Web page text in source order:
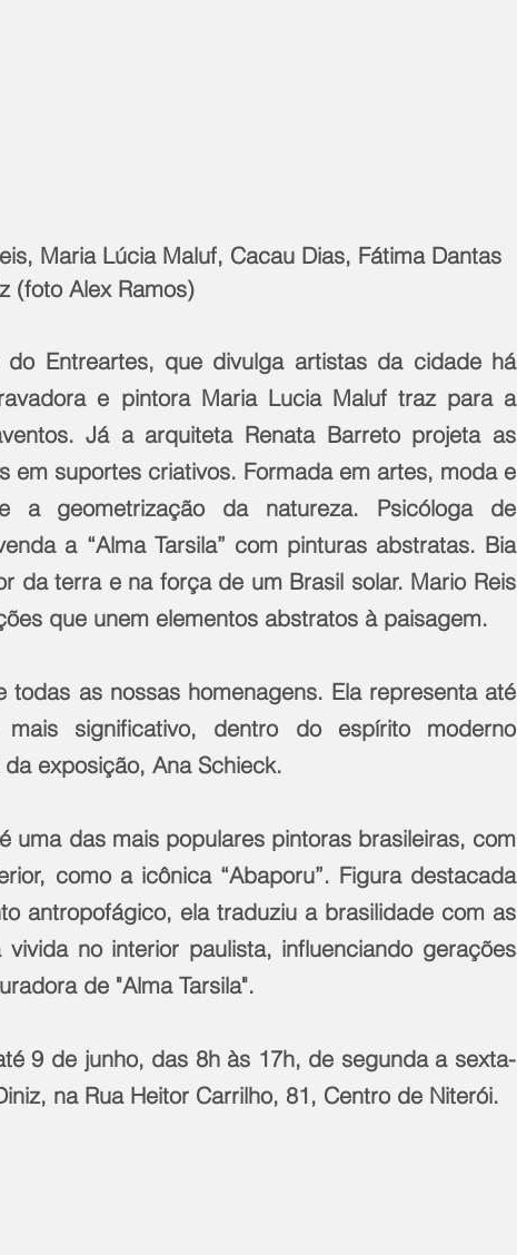
Maria Lúcia Maluf, Cacau Dias, Fátima Dantas
(foto Alex Ramos)
do Entreartes, que divulga artistas da cidade há
e pintora Maria Lucia Maluf traz para a
Já a arquiteta Renata Barreto projeta as
em suportes criativos. Formada em artes, moda e
a geometrização da natureza. Psicóloga de
a “Alma Tarsila” com pinturas abstratas. Bia
da terra e na força de um Brasil solar. Mario Reis
que unem elementos abstratos à paisagem.
todas as nossas homenagens. Ela representa até
significativo, dentro do espírito moderno
exposição, Ana Schieck.
uma das mais populares pintoras brasileiras, com
como a icônica “Abaporu”. Figura destacada
antropofágico, ela traduziu a brasilidade com as
no interior paulista, influenciando gerações
de "Alma Tarsila".
9 de junho, das 8h às 17h, de segunda a sexta-
na Rua Heitor Carrilho, 81, Centro de Niterói.